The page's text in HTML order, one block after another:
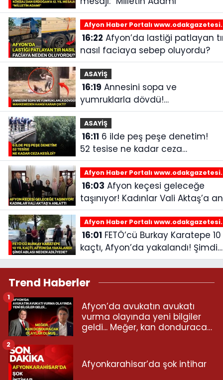
Afyon Haber Portalı
16:22
nasıl faciaya sebep oluyordu?
ASAYİŞ
16:19
yumruklarla dövdü!
Mahkemeden hangi karar
çıktı?
ASAYİŞ
16:11
52 tesise ne kadar ceza
kesildi?
Afyon Haber Portalı
16:03
taşınıyor! Kadınlar Vali Aktaş’a
Afyon Haber Portalı
16:01
kaçtı, Afyon’da yakalandı! Şimdi
ablası neden adliyede?
Trend Haberler
Afyon’da avukatın avukatı
vurma olayında yeni bilgiler
geldi... Meğer, kan donduracak
1
Afyonkarahisar’da şok intihar
2